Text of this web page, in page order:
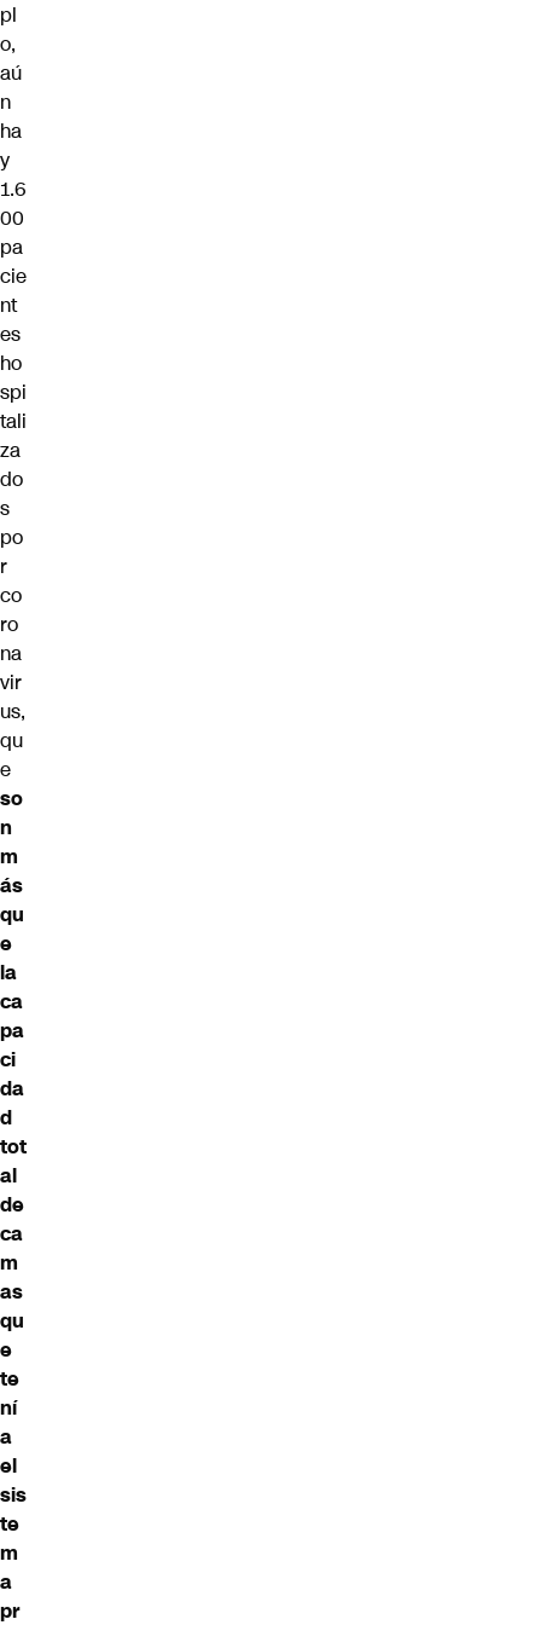
pl
o,
aú
n
ha
y
1.6
00
pa
cie
nt
es
ho
spi
tali
za
do
s
po
r
co
ro
na
vir
us,
qu
e
so
n
m
ás
qu
e
la
ca
pa
ci
da
d
tot
al
de
ca
m
as
qu
e
te
ní
a
el
sis
te
m
a
pr